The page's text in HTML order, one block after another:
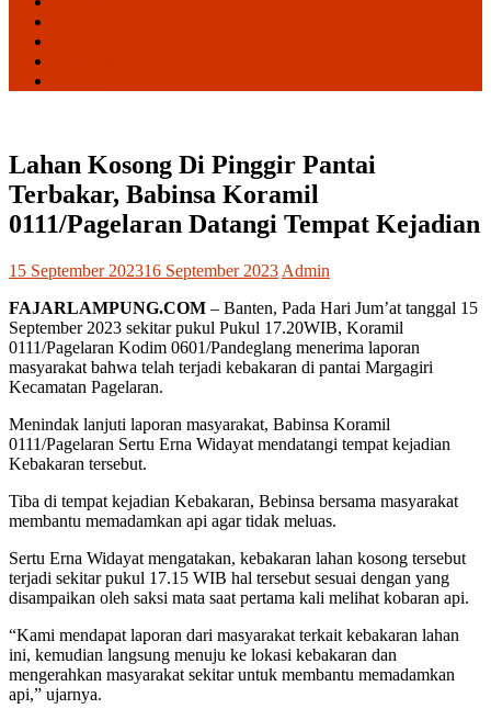
Lahan Kosong Di Pinggir Pantai
Terbakar, Babinsa Koramil
0111/Pagelaran Datangi Tempat Kejadian
15 September 202316 September 2023 Admin
FAJARLAMPUNG.COM – Banten, Pada Hari Jum’at tanggal 15
September 2023 sekitar pukul Pukul 17.20WIB, Koramil
0111/Pagelaran Kodim 0601/Pandeglang menerima laporan
masyarakat bahwa telah terjadi kebakaran di pantai Margagiri
Kecamatan Pagelaran.
Menindak lanjuti laporan masyarakat, Babinsa Koramil
0111/Pagelaran Sertu Erna Widayat mendatangi tempat kejadian
Kebakaran tersebut.
Tiba di tempat kejadian Kebakaran, Bebinsa bersama masyarakat
membantu memadamkan api agar tidak meluas.
Sertu Erna Widayat mengatakan, kebakaran lahan kosong tersebut
terjadi sekitar pukul 17.15 WIB hal tersebut sesuai dengan yang
disampaikan oleh saksi mata saat pertama kali melihat kobaran api.
“Kami mendapat laporan dari masyarakat terkait kebakaran lahan
ini, kemudian langsung menuju ke lokasi kebakaran dan
mengerahkan masyarakat sekitar untuk membantu memadamkan
api,” ujarnya.